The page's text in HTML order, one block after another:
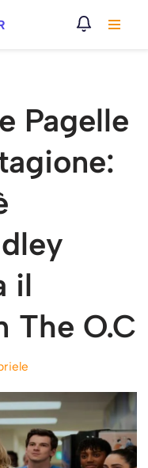
Pagelle
il
The O.C